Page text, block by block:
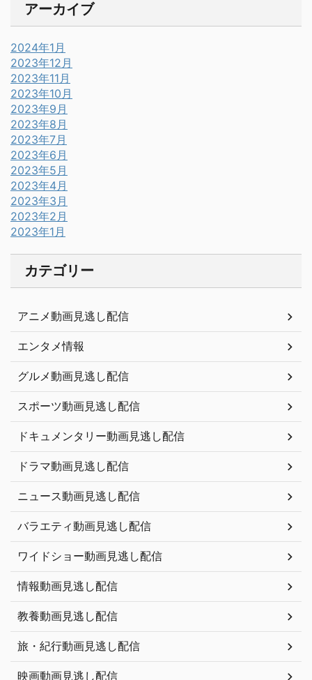
アーカイブ
2024年1月
2023年12月
2023年11月
2023年10月
2023年9月
2023年8月
2023年7月
2023年6月
2023年5月
2023年4月
2023年3月
2023年2月
2023年1月
カテゴリー
アニメ動画見逃し配信
エンタメ情報
グルメ動画見逃し配信
スポーツ動画見逃し配信
ドキュメンタリー動画見逃し配信
ドラマ動画見逃し配信
ニュース動画見逃し配信
バラエティ動画見逃し配信
ワイドショー動画見逃し配信
情報動画見逃し配信
教養動画見逃し配信
旅・紀行動画見逃し配信
映画動画見逃し配信